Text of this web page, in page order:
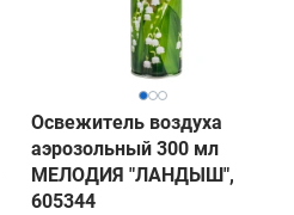
Освежитель воздуха
аэрозольный 300 мл
МЕЛОДИЯ "ЛАНДЫШ",
605344